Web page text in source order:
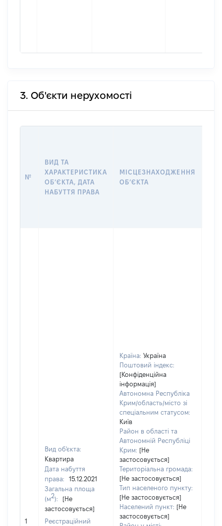
3. Об'єкти нерухомості
№
ВИД ТА
ХАРАКТЕРИСТИКА
ОБʼЄКТА, ДАТА
НАБУТТЯ ПРАВА
МІСЦЕЗНАХОДЖЕННЯ
ОБʼЄКТА
1
Вид об'єкта:
Квартира
Дата набуття
права:
15.12.2021
Загальна площа
(м2):
[Не
застосовується]
Реєстраційний
Країна: Україна
Поштовий індекс:
[Конфіденційна
інформація]
Автономна Республіка
Крим/область/місто зі
спеціальним статусом:
Київ
Район в області та
Автономній Республіці
Крим: [Не
застосовується]
Територіальна громада:
[Не застосовується]
Тип населеного пункту:
[Не застосовується]
Населений пункт: [Не
застосовується]